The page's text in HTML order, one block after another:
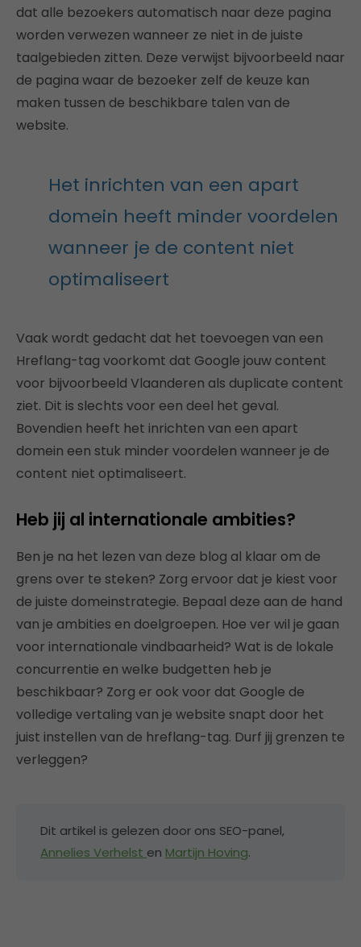
dat alle bezoekers automatisch naar deze pagina
worden verwezen wanneer ze niet in de juiste
taalgebieden zitten. Deze verwijst bijvoorbeeld naar
de pagina waar de bezoeker zelf de keuze kan
maken tussen de beschikbare talen van de
website.
Het inrichten van een apart
domein heeft minder voordelen
wanneer je de content niet
optimaliseert
Vaak wordt gedacht dat het toevoegen van een
Hreflang-tag voorkomt dat Google jouw content
voor bijvoorbeeld Vlaanderen als duplicate content
ziet. Dit is slechts voor een deel het geval.
Bovendien heeft het inrichten van een apart
domein een stuk minder voordelen wanneer je de
content niet optimaliseert.
Heb jij al internationale ambities?
Ben je na het lezen van deze blog al klaar om de
grens over te steken? Zorg ervoor dat je kiest voor
de juiste domeinstrategie. Bepaal deze aan de hand
van je ambities en doelgroepen. Hoe ver wil je gaan
voor internationale vindbaarheid? Wat is de lokale
concurrentie en welke budgetten heb je
beschikbaar? Zorg er ook voor dat Google de
volledige vertaling van je website snapt door het
juist instellen van de hreflang-tag. Durf jij grenzen te
verleggen?
Dit artikel is gelezen door ons SEO-panel,
Annelies Verhelst en Martijn Hoving.